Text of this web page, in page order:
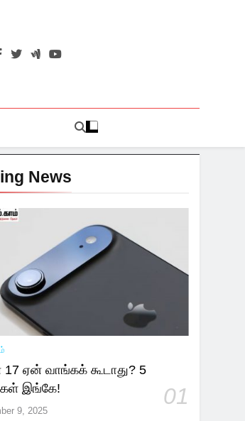
News
ஏன் வாங்கக் கூடாது? 5
இங்கே!
01
9, 2025